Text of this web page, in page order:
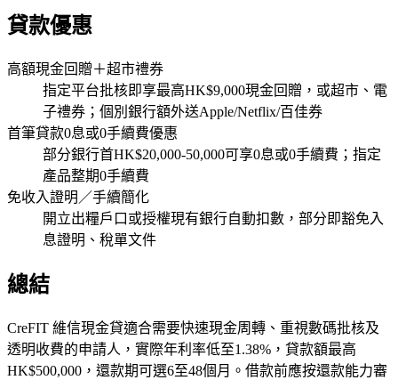
貸款優惠
高額現金回贈＋超市禮券
指定平台批核即享最高HK$9,000現金回贈，或超市、電
子禮券；個別銀行額外送Apple/Netflix/百佳券
首筆貸款0息或0手續費優惠
部分銀行首HK$20,000-50,000可享0息或0手續費；指定
產品整期0手續費
免收入證明／手續簡化
開立出糧戶口或授權現有銀行自動扣數，部分即豁免入
息證明、稅單文件
總結
CreFIT 維信現金貸適合需要快速現金周轉、重視數碼批核及
透明收費的申請人，實際年利率低至1.38%，貸款額最高
HK$500,000，還款期可選6至48個月。借款前應按還款能力審